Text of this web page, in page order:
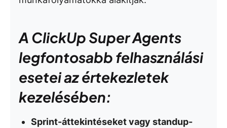
A ClickUp Super Agents
legfontosabb felhasználási
esetei az értekezletek
kezelésében:
Sprint-áttekintéseket vagy standup-